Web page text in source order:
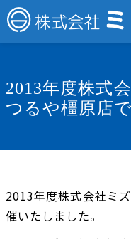
2013年度株式
つるや橿原店
2013年度株式会社ミ
催いたしました。